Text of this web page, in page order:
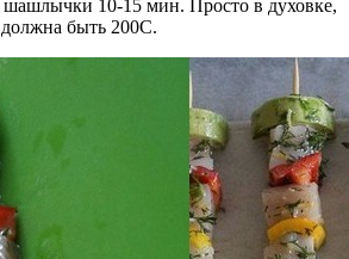
шашлычки 10-15 мин. Просто в духовке,
должна быть 200С.